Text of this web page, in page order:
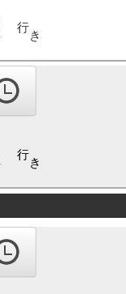
行き
行き